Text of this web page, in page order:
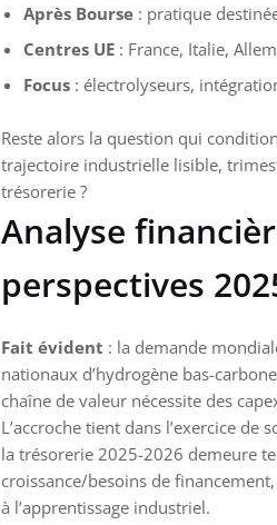
Après Bourse : pratique
Centres UE : France, Italie,
Focus : électrolyseurs,
Reste alors la question qui
trajectoire industrielle lisible,
trésorerie ?
Analyse
perspectives
Fait évident : la demande
nationaux d’hydrogène bas-
chaîne de valeur nécessite des
L’accroche tient dans l’exercice
la trésorerie 2025-2026 demeure
croissance/besoins de
à l’apprentissage industriel.